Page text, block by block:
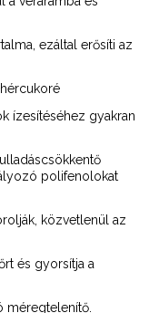
ezáltal erősíti az
ízesítéséhez gyakran
polifenolokat
közvetlenül az
és gyorsítja a
méregtelenítő.